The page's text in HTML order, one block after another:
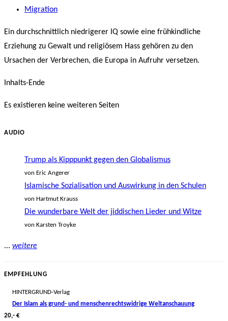
veröffentlicht:
Beitrags-
Migration
Ein durchschnittlich niedrigerer IQ sowie eine frühkindliche
Erziehung zu Gewalt und religiösem Hass gehören zu den
Ursachen der Verbrechen, die Europa in Aufruhr versetzen.
Inhalts-Ende
Es existieren keine weiteren Seiten
AUDIO
Trump als Kipppunkt gegen den Globalismus
von Eric Angerer
Islamische Sozialisation und Auswirkung in den Schulen
von Hartmut Krauss
Die wunderbare Welt der jiddischen Lieder und Witze
von Karsten Troyke
... weitere
EMPFEHLUNG
HINTERGRUND-Verlag
Der Islam als grund- und menschenrechtswidrige Weltanschauung
20,- €